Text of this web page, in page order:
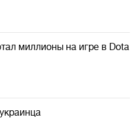
миллионы на игре в Dota